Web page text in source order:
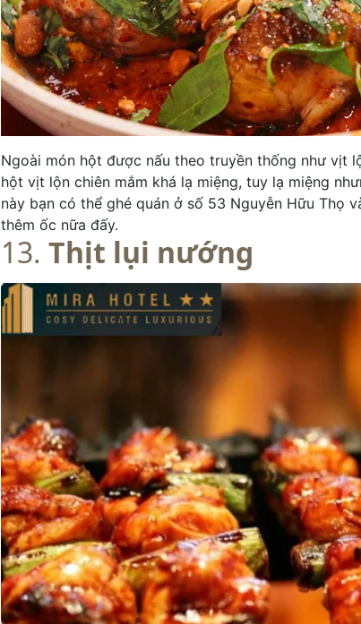
Ngoài món hột được nấu theo truyền thống như vịt
hột vịt lộn chiên mắm khá lạ miệng, tuy lạ miệng
này bạn có thể ghé quán ở số 53 Nguyễn Hữu Thọ
thêm ốc nữa đấy.
13. Thịt lụi nướng